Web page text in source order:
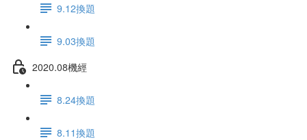
9.12換題
9.03換題
2020.08機經
8.24換題
8.11換題